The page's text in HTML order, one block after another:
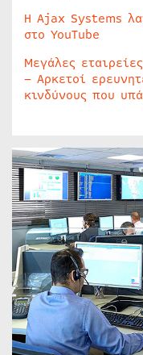
Η Ajax Systems
στο YouTube
Μεγάλες
– Αρκετοί
κινδύνους που